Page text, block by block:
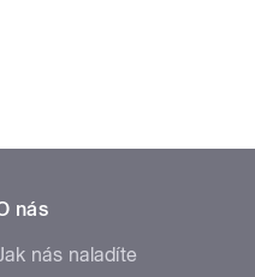
nás
nás naladíte